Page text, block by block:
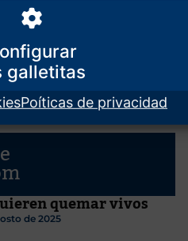
Poíticas de privacidad
quemar vivos
de 2025